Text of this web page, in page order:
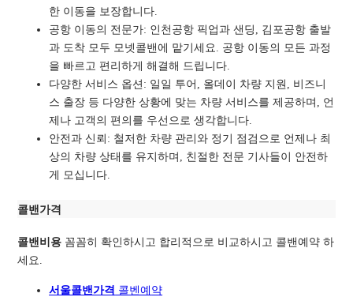
한 이동을 보장합니다.
공항 이동의 전문가: 인천공항 픽업과 샌딩, 김포공항 출발
과 도착 모두 모넷콜밴에 맡기세요. 공항 이동의 모든 과정
을 빠르고 편리하게 해결해 드립니다.
다양한 서비스 옵션: 일일 투어, 올데이 차량 지원, 비즈니
스 출장 등 다양한 상황에 맞는 차량 서비스를 제공하며, 언
제나 고객의 편의를 우선으로 생각합니다.
안전과 신뢰: 철저한 차량 관리와 정기 점검으로 언제나 최
상의 차량 상태를 유지하며, 친절한 전문 기사들이 안전하
게 모십니다.
콜밴가격
콜밴비용 꼼꼼히 확인하시고 합리적으로 비교하시고 콜밴예약 하
세요.
서울콜밴가격 콜벤예 약